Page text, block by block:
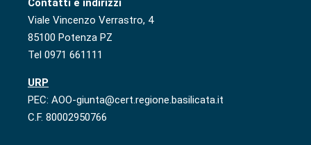
Contatti e indirizzi
Viale Vincenzo Verrastro, 4
85100 Potenza PZ
Tel 0971 661111
URP
PEC: AOO-giunta@cert.regione.basilicata.it
C.F. 80002950766